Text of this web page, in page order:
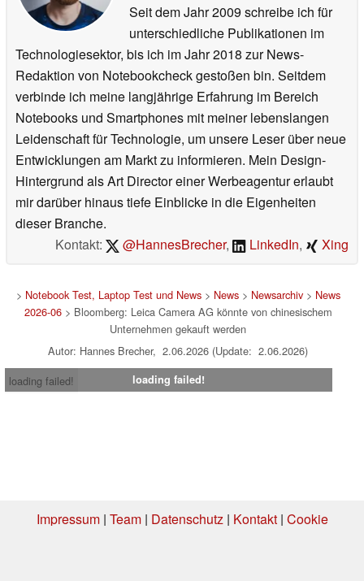
Seit dem Jahr 2009 schreibe ich für
unterschiedliche Publikationen im
Technologiesektor, bis ich im Jahr 2018 zur News-
Redaktion von Notebookcheck gestoßen bin. Seitdem
verbinde ich meine langjährige Erfahrung im Bereich
Notebooks und Smartphones mit meiner lebenslangen
Leidenschaft für Technologie, um unsere Leser über neue
Entwicklungen am Markt zu informieren. Mein Design-
Hintergrund als Art Director einer Werbeagentur erlaubt
mir darüber hinaus tiefe Einblicke in die Eigenheiten
dieser Branche.
Kontakt:
@HannesBrecher, LinkedIn, Xing
> Notebook Test, Laptop Test und News> News> Newsarchiv> News
2026-06> Bloomberg: Leica Camera AG könnte von chinesischem
Unternehmen gekauft werden
Autor: Hannes Brecher, 2.06.2026 (Update: 2.06.2026)
loading failed!
loading failed!
Impressum| Team| Datenschutz| Kontakt| Cookie